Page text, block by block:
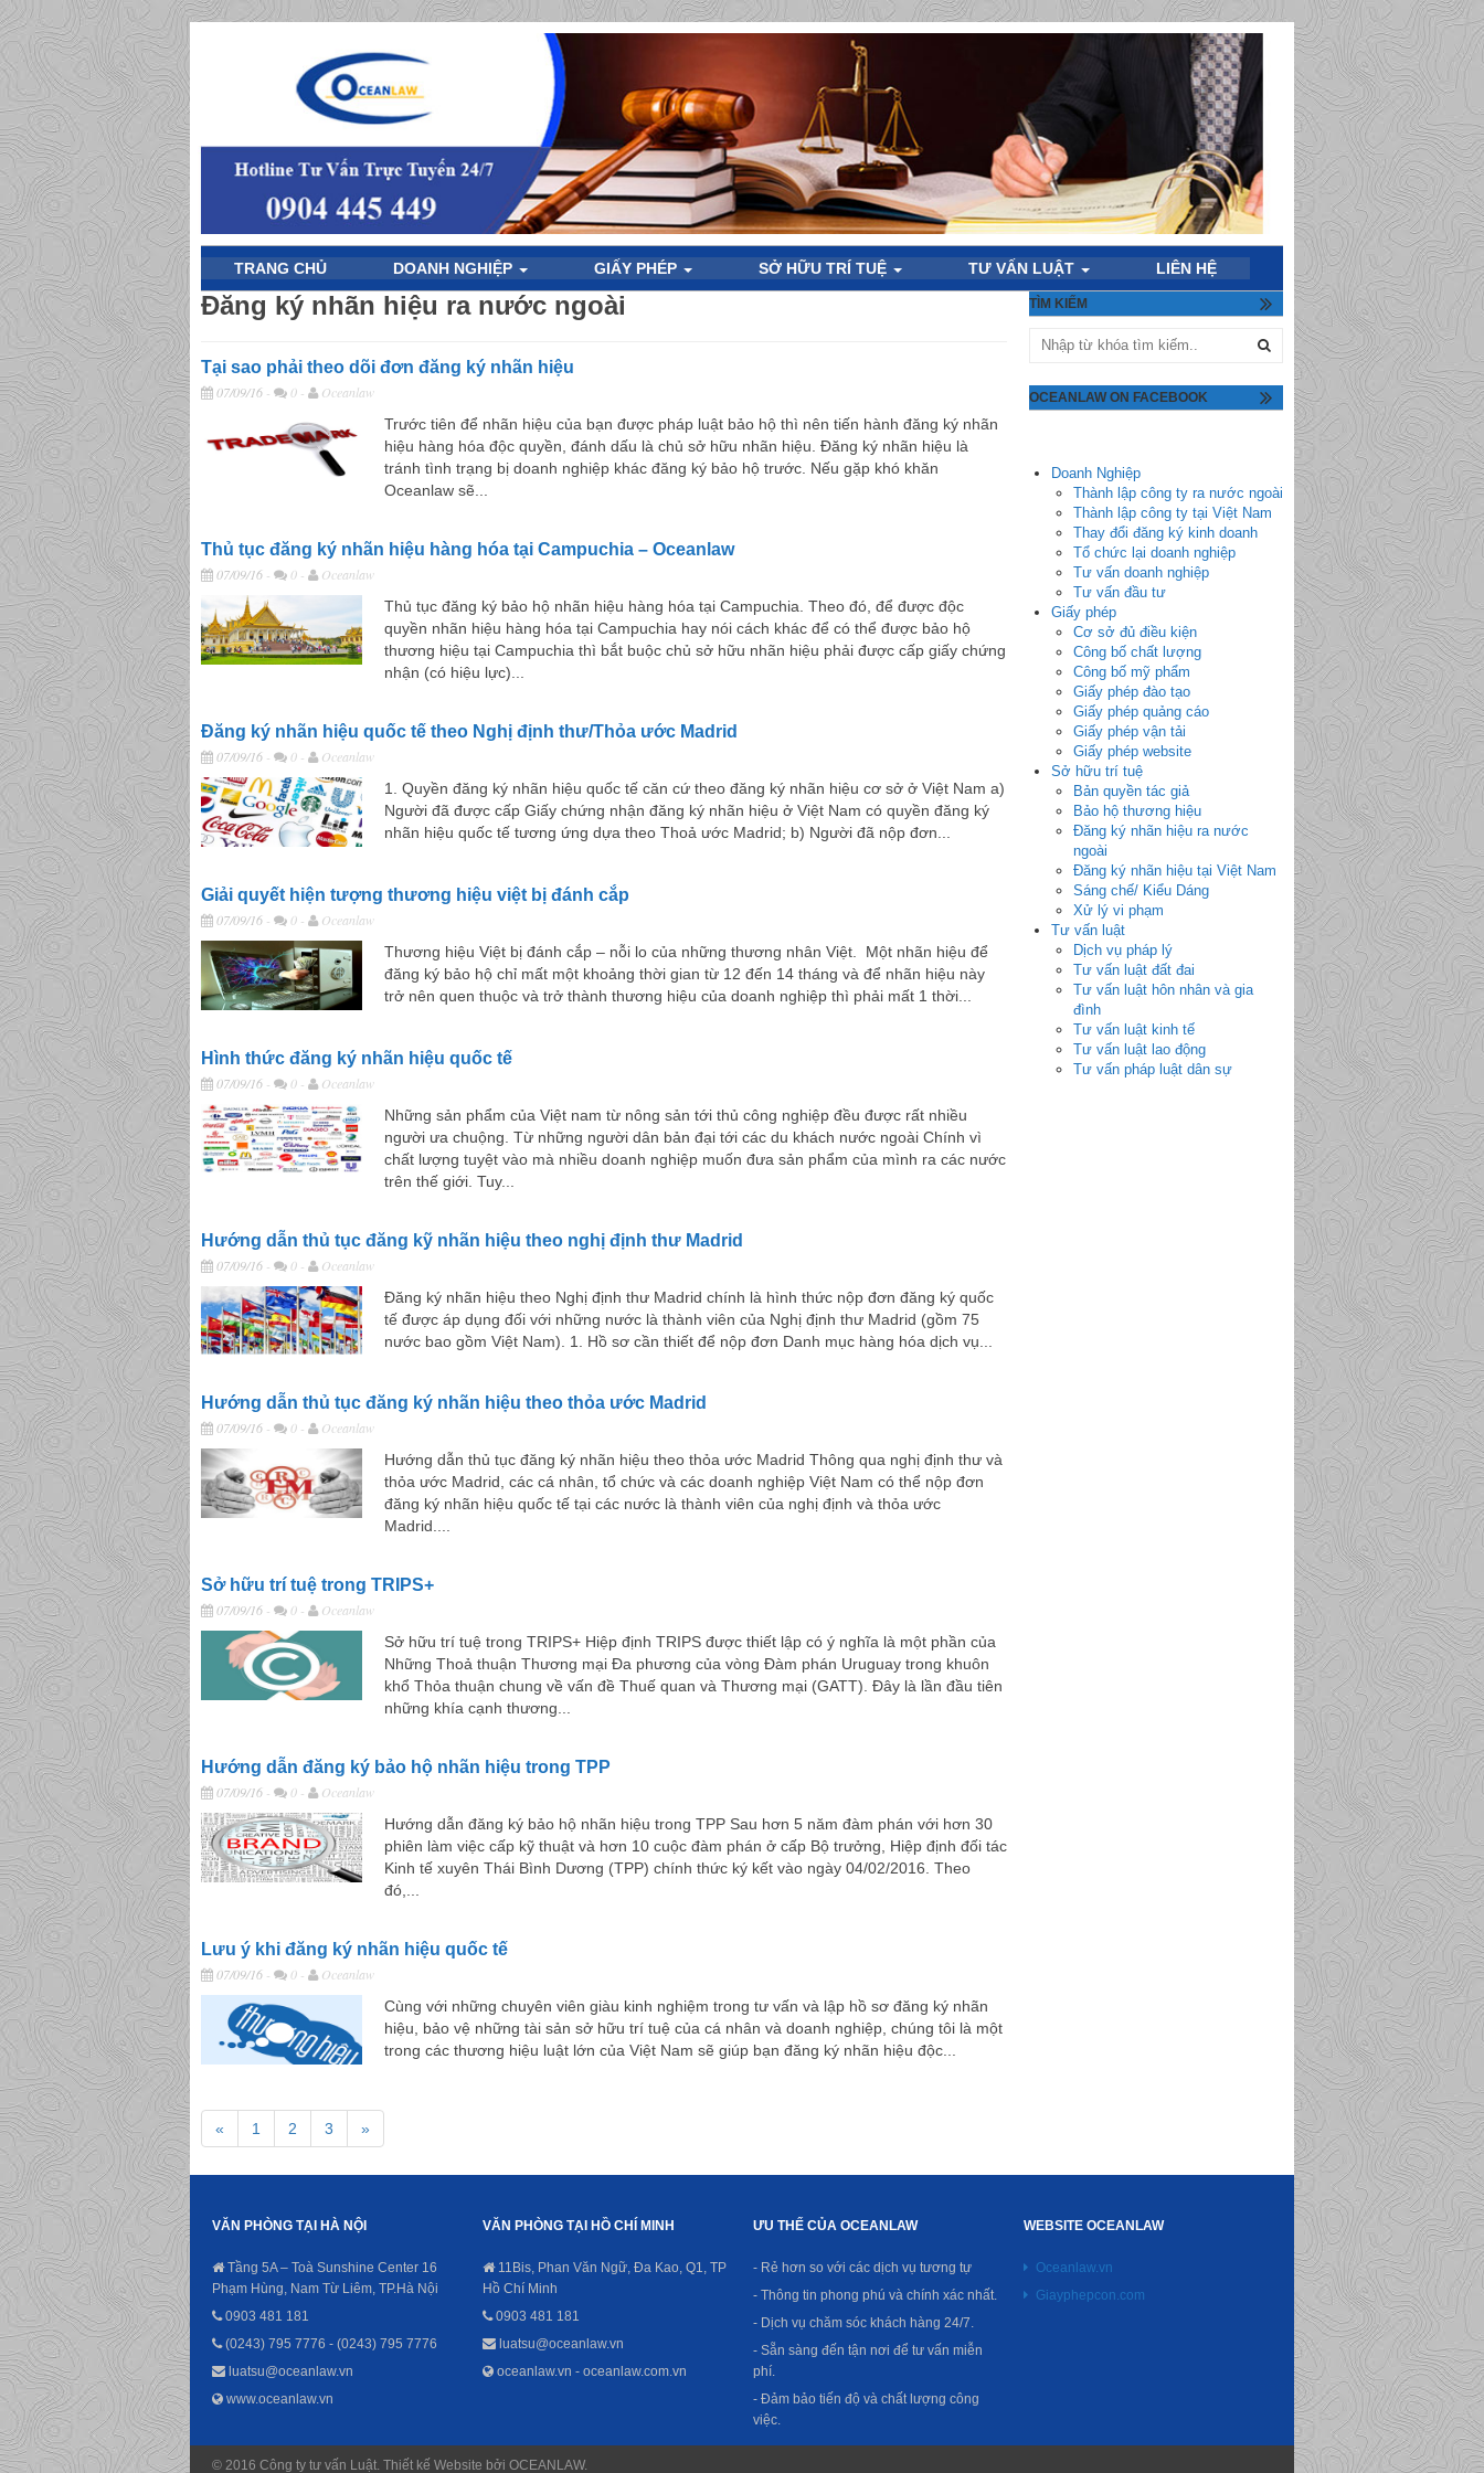
TRANG CHỦ DOANH NGHIỆP GIẤY PHÉP SỞ HỮU TRÍ TUỆ TƯ VẤN LUẬT LIÊN HỆ
Đăng ký nhãn hiệu ra nước ngoài
Tại sao phải theo dõi đơn đăng ký nhãn hiệu
07/09/16 - 0 -
Oceanlaw
Trước tiên để nhãn hiệu của bạn được pháp luật bảo hộ thì nên tiến hành đăng ký nhãn
hiệu hàng hóa độc quyền, đánh dấu là chủ sở hữu nhãn hiệu. Đăng ký nhãn hiệu là
tránh tình trạng bị doanh nghiệp khác đăng ký bảo hộ trước. Nếu gặp khó khăn
Oceanlaw sẽ...
Thủ tục đăng ký nhãn hiệu hàng hóa tại Campuchia – Oceanlaw
07/09/16 - 0 -
Oceanlaw
Thủ tục đăng ký bảo hộ nhãn hiệu hàng hóa tại Campuchia. Theo đó, để được độc
quyền nhãn hiệu hàng hóa tại Campuchia hay nói cách khác để có thể được bảo hộ
thương hiệu tại Campuchia thì bắt buộc chủ sở hữu nhãn hiệu phải được cấp giấy chứng
nhận (có hiệu lực)...
Đăng ký nhãn hiệu quốc tế theo Nghị định thư/Thỏa ước Madrid
07/09/16 - 0 -
Oceanlaw
1. Quyền đăng ký nhãn hiệu quốc tế căn cứ theo đăng ký nhãn hiệu cơ sở ở Việt Nam a)
Người đã được cấp Giấy chứng nhận đăng ký nhãn hiệu ở Việt Nam có quyền đăng ký
nhãn hiệu quốc tế tương ứng dựa theo Thoả ước Madrid; b) Người đã nộp đơn...
Giải quyết hiện tượng thương hiệu việt bị đánh cắp
07/09/16 - 0 -
Oceanlaw
Thương hiệu Việt bị đánh cắp – nỗi lo của những thương nhân Việt. Một nhãn hiệu để
đăng ký bảo hộ chỉ mất một khoảng thời gian từ 12 đến 14 tháng và để nhãn hiệu này
trở nên quen thuộc và trở thành thương hiệu của doanh nghiệp thì phải mất 1 thời...
Hình thức đăng ký nhãn hiệu quốc tế
07/09/16 - 0 -
Oceanlaw
Những sản phẩm của Việt nam từ nông sản tới thủ công nghiệp đều được rất nhiều
người ưa chuộng. Từ những người dân bản đại tới các du khách nước ngoài Chính vì
chất lượng tuyệt vào mà nhiều doanh nghiệp muốn đưa sản phẩm của mình ra các nước
trên thế giới. Tuy...
Hướng dẫn thủ tục đăng kỹ nhãn hiệu theo nghị định thư Madrid
07/09/16 - 0 -
Oceanlaw
Đăng ký nhãn hiệu theo Nghị định thư Madrid chính là hình thức nộp đơn đăng ký quốc
tế được áp dụng đối với những nước là thành viên của Nghị định thư Madrid (gồm 75
nước bao gồm Việt Nam). 1. Hồ sơ cần thiết để nộp đơn Danh mục hàng hóa dịch vụ...
Hướng dẫn thủ tục đăng ký nhãn hiệu theo thỏa ước Madrid
07/09/16 - 0 -
Oceanlaw
Hướng dẫn thủ tục đăng ký nhãn hiệu theo thỏa ước Madrid Thông qua nghị định thư và
thỏa ước Madrid, các cá nhân, tổ chức và các doanh nghiệp Việt Nam có thể nộp đơn
đăng ký nhãn hiệu quốc tế tại các nước là thành viên của nghị định và thỏa ước
Madrid....
Sở hữu trí tuệ trong TRIPS+
07/09/16 - 0 -
Oceanlaw
Sở hữu trí tuệ trong TRIPS+ Hiệp định TRIPS được thiết lập có ý nghĩa là một phần của
Những Thoả thuận Thương mại Đa phương của vòng Đàm phán Uruguay trong khuôn
khổ Thỏa thuận chung về vấn đề Thuế quan và Thương mại (GATT). Đây là lần đầu tiên
những khía cạnh thương...
Hướng dẫn đăng ký bảo hộ nhãn hiệu trong TPP
07/09/16 - 0 -
Oceanlaw
Hướng dẫn đăng ký bảo hộ nhãn hiệu trong TPP Sau hơn 5 năm đàm phán với hơn 30
phiên làm việc cấp kỹ thuật và hơn 10 cuộc đàm phán ở cấp Bộ trưởng, Hiệp định đối tác
Kinh tế xuyên Thái Bình Dương (TPP) chính thức ký kết vào ngày 04/02/2016. Theo
đó,...
Lưu ý khi đăng ký nhãn hiệu quốc tế
07/09/16 - 0 -
Oceanlaw
Cùng với những chuyên viên giàu kinh nghiệm trong tư vấn và lập hồ sơ đăng ký nhãn
hiệu, bảo vệ những tài sản sở hữu trí tuệ của cá nhân và doanh nghiệp, chúng tôi là một
trong các thương hiệu luật lớn của Việt Nam sẽ giúp bạn đăng ký nhãn hiệu độc...
« 1 2 3 »
TÌM KIẾM
OCEANLAW ON FACEBOOK
Doanh Nghiệp
Thành lập công ty ra nước ngoài
Thành lập công ty tại Việt Nam
Thay đổi đăng ký kinh doanh
Tổ chức lại doanh nghiệp
Tư vấn doanh nghiệp
Tư vấn đầu tư
Giấy phép
Cơ sở đủ điều kiện
Công bố chất lượng
Công bố mỹ phẩm
Giấy phép đào tạo
Giấy phép quảng cáo
Giấy phép vận tải
Giấy phép website
Sở hữu trí tuệ
Bản quyền tác giả
Bảo hộ thương hiệu
Đăng ký nhãn hiệu ra nước
ngoài
Đăng ký nhãn hiệu tại Việt Nam
Sáng chế/ Kiểu Dáng
Xử lý vi phạm
Tư vấn luật
Dịch vụ pháp lý
Tư vấn luật đất đai
Tư vấn luật hôn nhân và gia
đình
Tư vấn luật kinh tế
Tư vấn luật lao động
Tư vấn pháp luật dân sự
VĂN PHÒNG TẠI HÀ NỘI
Tầng 5A – Toà Sunshine Center 16
Phạm Hùng, Nam Từ Liêm, TP.Hà Nội
0903 481 181
(0243) 795 7776 - (0243) 795 7776
luatsu@oceanlaw.vn
www.oceanlaw.vn
VĂN PHÒNG TẠI HỒ CHÍ MINH
11Bis, Phan Văn Ngữ, Đa Kao, Q1, TP
Hồ Chí Minh
0903 481 181
luatsu@oceanlaw.vn
oceanlaw.vn - oceanlaw.com.vn
ƯU THẾ CỦA OCEANLAW
- Rẻ hơn so với các dịch vụ tương tự
- Thông tin phong phú và chính xác nhất.
- Dịch vụ chăm sóc khách hàng 24/7.
- Sẵn sàng đến tận nơi để tư vấn miễn
phí.
- Đảm bảo tiến độ và chất lượng công
việc.
WEBSITE OCEANLAW
Oceanlaw.vn
Giayphepcon.com
© 2016 Công ty tư vấn Luật. Thiết kế Website bởi OCEANLAW.